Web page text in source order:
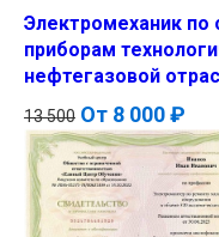
Электромеханик по
приборам
нефтегазовой
13 500 От 8 000 ₽